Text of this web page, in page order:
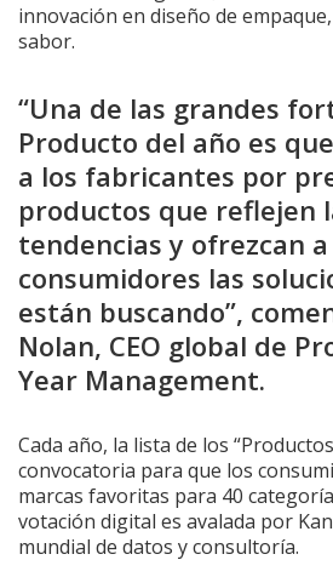
innovación en diseño de
sabor.
“Una de las grandes
Producto del año es
a los fabricantes por
productos que reflejen
tendencias y ofrezcan a
consumidores las
están buscando”,
Nolan, CEO global de
Year Management.
Cada año, la lista de los
convocatoria para que los
marcas favoritas para 40
votación digital es avalada por
mundial de datos y consultoría.